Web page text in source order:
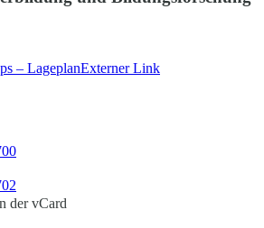
– LageplanExterner Link
der vCard